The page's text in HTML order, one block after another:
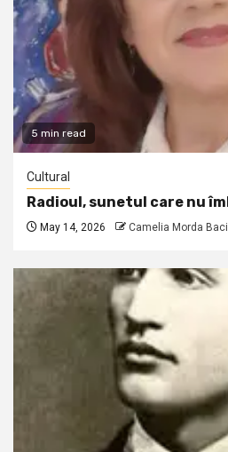
5 min read
Cultural
Radioul, sunetul care nu
May 14, 2026 Camelia Morda